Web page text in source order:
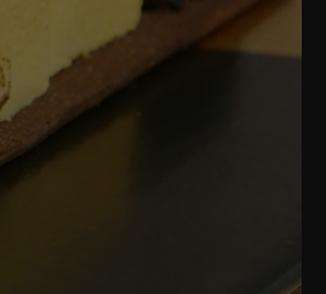
il sale e il burro fuso.
tagliate a pezzi
la gelatina con
l’albume
spumosa aggiungere
175° per 12 minuti: